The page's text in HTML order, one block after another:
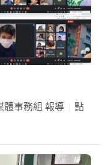
體事務組 報導
點